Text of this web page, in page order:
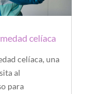
celíaca
celíaca, una
al
para